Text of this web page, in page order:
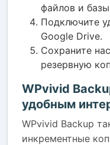
файлов и
Подключите
Google Drive.
Сохраните
резервную
WPvivid
удобным
WPvivid Backup
инкрементные